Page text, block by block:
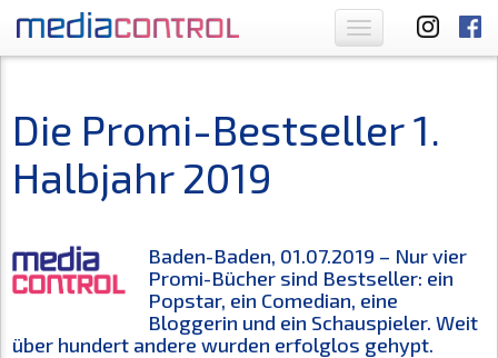
Toggle
navigation
Die Promi-Bestseller 1.
Halbjahr 2019
Baden-Baden, 01.07.2019 – Nur vier
Promi-Bücher sind Bestseller: ein
Popstar, ein Comedian, eine
Bloggerin und ein Schauspieler. Weit
über hundert andere wurden erfolglos gehypt.